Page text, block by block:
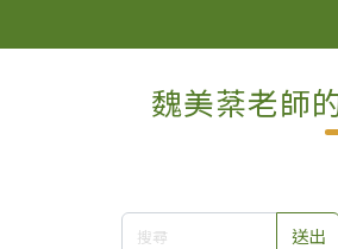
魏美棻老師
送出